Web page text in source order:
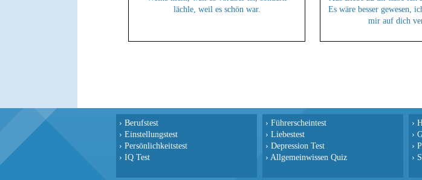
lächle, weil es schön war.
Es wäre besser gewesen,
mir auf dich
› Berufstest
› Einstellungstest
› Persönlichkeitstest
› IQ Test
› Führerscheintest
› Liebestest
› Depression Test
› Allgemeinwissen Quiz
›
›
›
›